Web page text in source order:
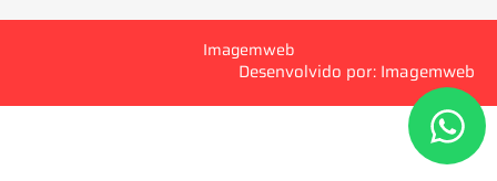
Imagemweb
Desenvolvido por: Imagemweb